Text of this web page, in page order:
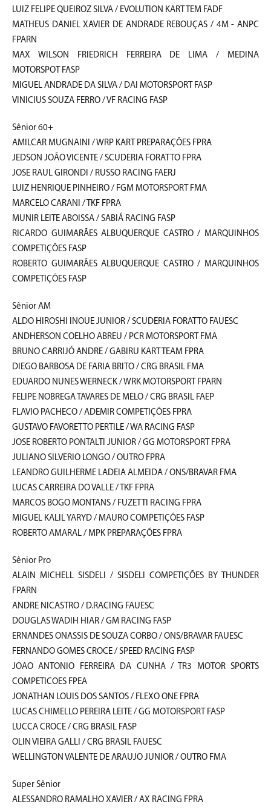
LUIZ FELIPE QUEIROZ SILVA / EVOLUTION KART TEM FADF
MATHEUS DANIEL XAVIER DE ANDRADE REBOUÇAS / 4M - ANPC
FPARN
MAX WILSON FRIEDRICH FERREIRA DE LIMA / MEDINA
MOTORSPOT FASP
MIGUEL ANDRADE DA SILVA / DAI MOTORSPORT FASP
VINICIUS SOUZA FERRO / VF RACING FASP
Sênior 60+
AMILCAR MUGNAINI / WRP KART PREPARAÇÕES FPRA
JEDSON JOÃO VICENTE / SCUDERIA FORATTO FPRA
JOSE RAUL GIRONDI / RUSSO RACING FAERJ
LUIZ HENRIQUE PINHEIRO / FGM MOTORSPORT FMA
MARCELO CARANI / TKF FPRA
MUNIR LEITE ABOISSA / SABIÁ RACING FASP
RICARDO GUIMARÃES ALBUQUERQUE CASTRO / MARQUINHOS
COMPETIÇÕES FASP
ROBERTO GUIMARÃES ALBUQUERQUE CASTRO / MARQUINHOS
COMPETIÇÕES FASP
Sênior AM
ALDO HIROSHI INOUE JUNIOR / SCUDERIA FORATTO FAUESC
ANDHERSON COELHO ABREU / PCR MOTORSPORT FMA
BRUNO CARRIJÓ ANDRE / GABIRU KART TEAM FPRA
DIEGO BARBOSA DE FARIA BRITO / CRG BRASIL FMA
EDUARDO NUNES WERNECK / WRK MOTORSPORT FPARN
FELIPE NOBREGA TAVARES DE MELO / CRG BRASIL FAEP
FLAVIO PACHECO / ADEMIR COMPETIÇÕES FPRA
GUSTAVO FAVORETTO PERTILE / WA RACING FASP
JOSE ROBERTO PONTALTI JUNIOR / GG MOTORSPORT FPRA
JULIANO SILVERIO LONGO / OUTRO FPRA
LEANDRO GUILHERME LADEIA ALMEIDA / ONS/BRAVAR FMA
LUCAS CARREIRA DO VALLE / TKF FPRA
MARCOS BOGO MONTANS / FUZETTI RACING FPRA
MIGUEL KALIL YARYD / MAURO COMPETIÇÕES FASP
ROBERTO AMARAL / MPK PREPARAÇÕES FPRA
Sênior Pro
ALAIN MICHELL SISDELI / SISDELI COMPETIÇÕES BY THUNDER
FPARN
ANDRE NICASTRO / D.RACING FAUESC
DOUGLAS WADIH HIAR / GM RACING FASP
ERNANDES ONASSIS DE SOUZA CORBO / ONS/BRAVAR FAUESC
FERNANDO GOMES CROCE / SPEED RACING FASP
JOAO ANTONIO FERREIRA DA CUNHA / TR3 MOTOR SPORTS
COMPETICOES FPEA
JONATHAN LOUIS DOS SANTOS / FLEXO ONE FPRA
LUCAS CHIMELLO PEREIRA LEITE / GG MOTORSPORT FASP
LUCCA CROCE / CRG BRASIL FASP
OLIN VIEIRA GALLI / CRG BRASIL FAUESC
WELLINGTON VALENTE DE ARAUJO JUNIOR / OUTRO FMA
Super Sênior
ALESSANDRO RAMALHO XAVIER / AX RACING FPRA